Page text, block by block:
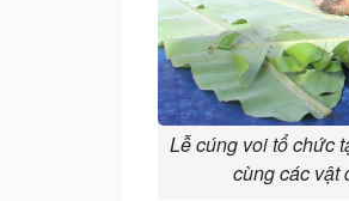
Lễ cúng voi tổ chức
cùng các vật